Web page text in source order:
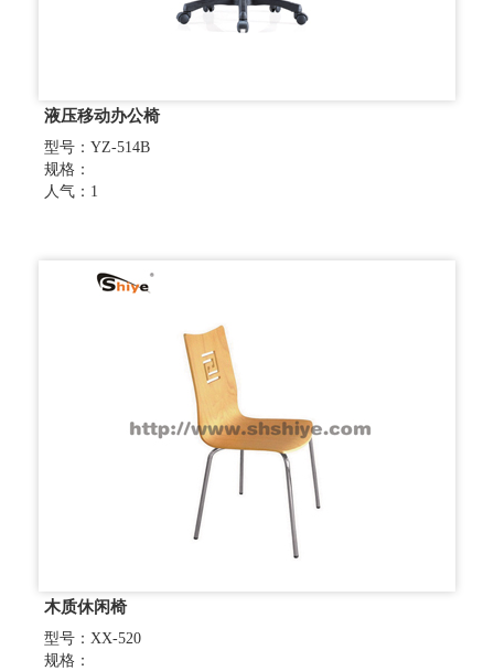
液压移动办公椅
型号：YZ-514B
规格：
人气：1
木质休闲椅
型号：XX-520
规格：